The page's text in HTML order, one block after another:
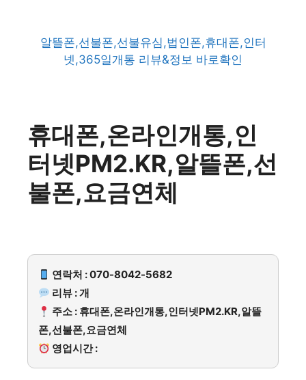
알뜰폰,선불폰,선불유심,법인폰,휴대폰,인터
넷,365일개통 리뷰&정보 바로확인
휴대폰,온라인개통,인
터넷PM2.KR,알뜰폰,선
불폰,요금연체
연락처 : 070-8042-5682
리뷰 : 개
주소 : 휴대폰,온라인개통,인터넷PM2.KR,알뜰
폰,선불폰,요금연체
영업시간 :